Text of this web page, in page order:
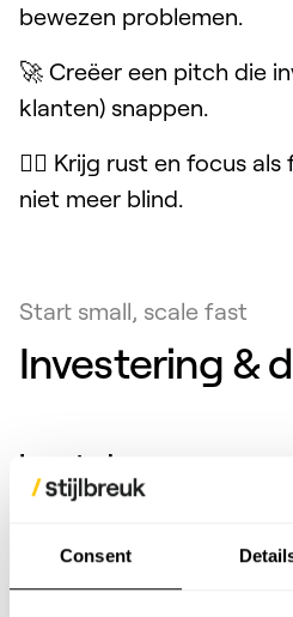
Consent
bewezen problemen.
🚀 Creëer een pitch die
klanten) snappen.
🧘‍♂️ Krijg rust en focus
niet meer blind.
Start small, scale fast
Investering &
Investering
€7.500,- vast tarief.